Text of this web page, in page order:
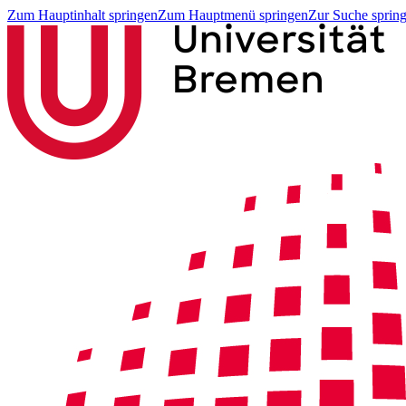
Zum Hauptinhalt springenZum Hauptmenü springenZur Suche